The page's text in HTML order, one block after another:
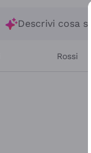
Descrivi cosa
Rossi